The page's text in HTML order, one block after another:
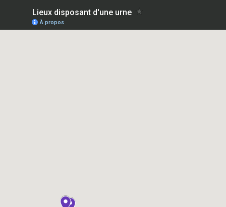
Lieux disposant d'une urne
À propos